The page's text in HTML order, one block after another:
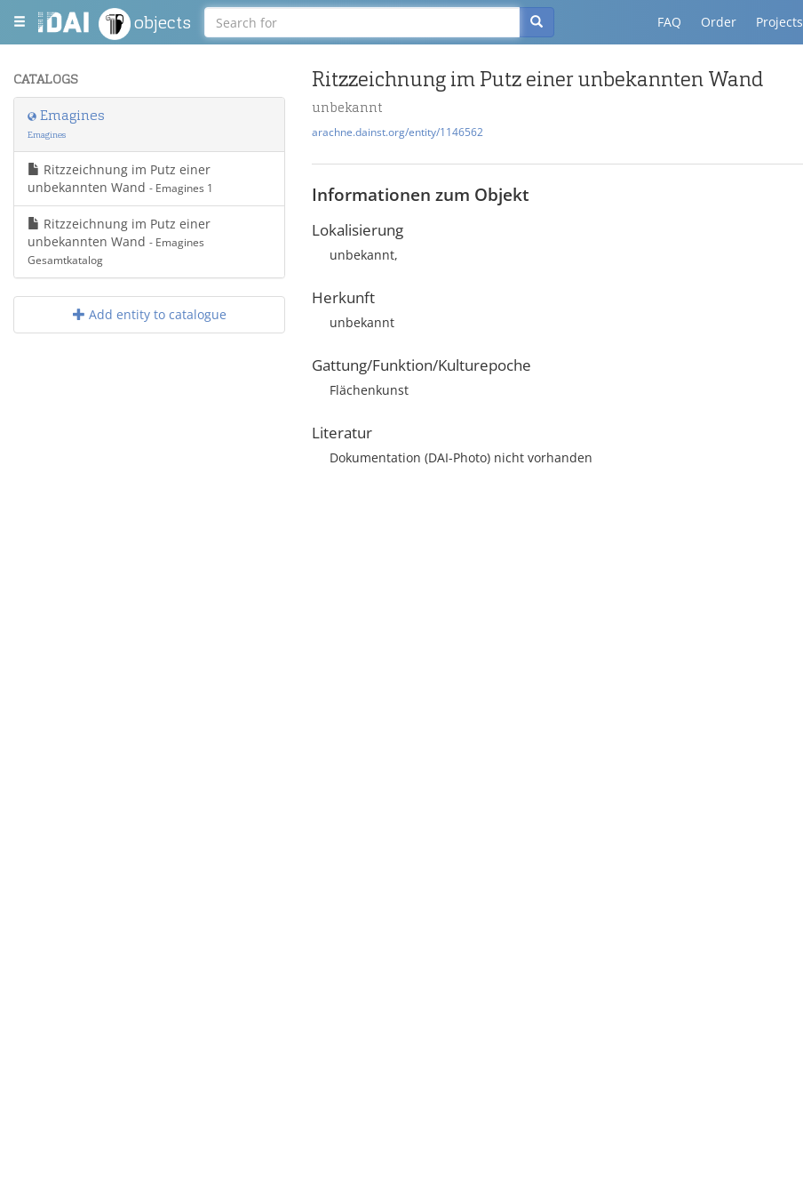
objects FAQ Order Projects
CATALOGS
Emagines
Emagines
Ritzzeichnung im Putz einer
unbekannten Wand - Emagines 1
Ritzzeichnung im Putz einer
unbekannten Wand - Emagines
Gesamtkatalog
Add entity to catalogue
Ritzzeichnung im Putz einer unbekannten Wand
unbekannt
arachne.dainst.org/entity/1146562
Informationen zum Objekt
Lokalisierung
unbekannt,
Herkunft
unbekannt
Gattung/Funktion/Kulturepoche
Flächenkunst
Literatur
Dokumentation (DAI-Photo) nicht vorhanden